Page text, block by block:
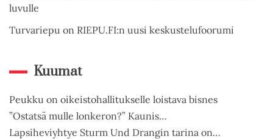
luvulle
Turvariepu on RIEPU.FI:n uusi keskustelufoorumi
Kuumat
Peukku on oikeistohallitukselle loistava bisnes
”Ostatsä mulle lonkeron?” Kaunis…
Lapsiheviyhtye Sturm Und Drangin tarina on…